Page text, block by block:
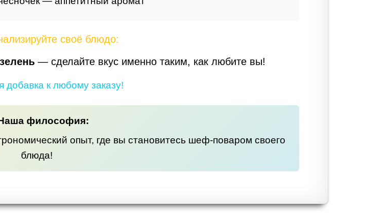
своё блюдо:
— сделайте вкус именно таким, как любите вы!
добавка к любому заказу!
философия:
опыт, где вы становитесь шеф-поваром своего
блюда!